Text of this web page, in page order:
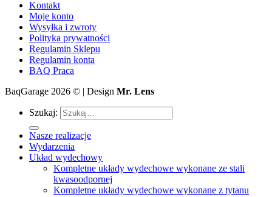
Kontakt
Moje konto
Wysyłka i zwroty
Polityka prywatności
Regulamin Sklepu
Regulamin konta
BAQ Praca
BaqGarage 2026 © | Design Mr. Lens
Szukaj:
Nasze realizacje
Wydarzenia
Układ wydechowy
Kompletne układy wydechowe wykonane ze stali
kwasoodpornej
Kompletne układy wydechowe wykonane z tytanu